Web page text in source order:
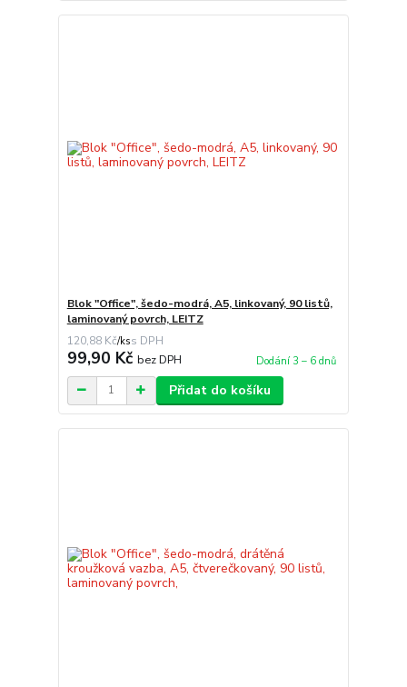
Blok "Office", šedo-modrá, A5, linkovaný, 90 listů,
laminovaný povrch, LEITZ
120,88 Kč/ks
99,90 Kč bez DPH Dodání 3 – 6 dnů
Přidat do košíku